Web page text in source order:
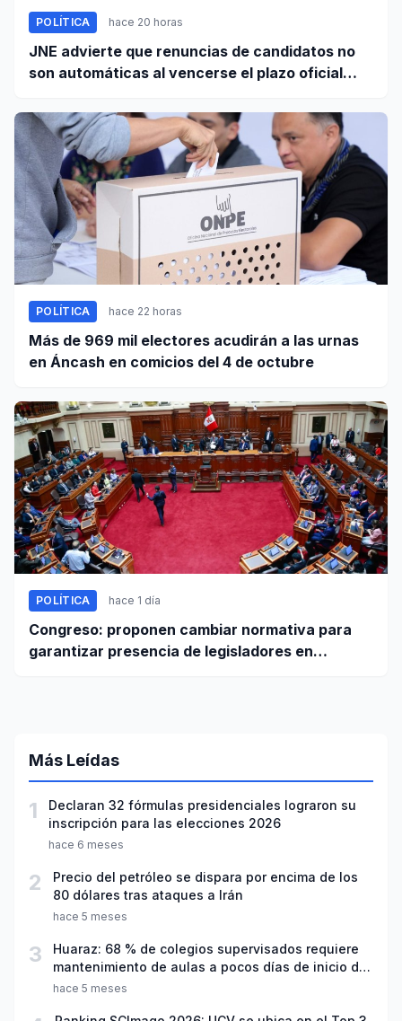
POLÍTICA hace 20 horas
JNE advierte que renuncias de candidatos no
son automáticas al vencerse el plazo oficial
POLÍTICA hace 22 horas
Más de 969 mil electores acudirán a las urnas
en Áncash en comicios del 4 de octubre
POLÍTICA hace 1 día
Congreso: proponen cambiar normativa para
garantizar presencia de legisladores en
Más Leídas
1
Declaran 32 fórmulas presidenciales lograron su
inscripción para las elecciones 2026
hace 6 meses
2
Precio del petróleo se dispara por encima de los
80 dólares tras ataques a Irán
hace 5 meses
3
Huaraz: 68 % de colegios supervisados requiere
mantenimiento de aulas a pocos días de inicio del
año escolar 2026
hace 5 meses